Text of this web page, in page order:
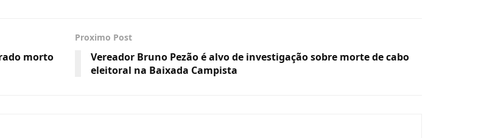
morto
Proximo Post
​Vereador Bruno Pezão é alvo de investigação sobre morte de cabo
eleitoral na Baixada Campista